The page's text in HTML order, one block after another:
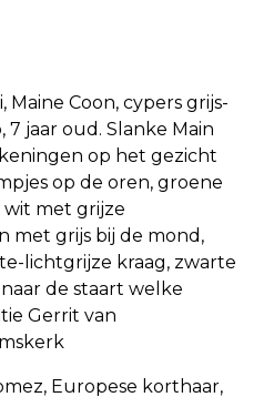
Coon, cypers grijs-
jaar oud. Slanke Main
op het gezicht
op de oren, groene
met grijze
met grijs bij de mond,
lichtgrijze kraag, zwarte
de staart welke
Gerrit van
Europese korthaar,